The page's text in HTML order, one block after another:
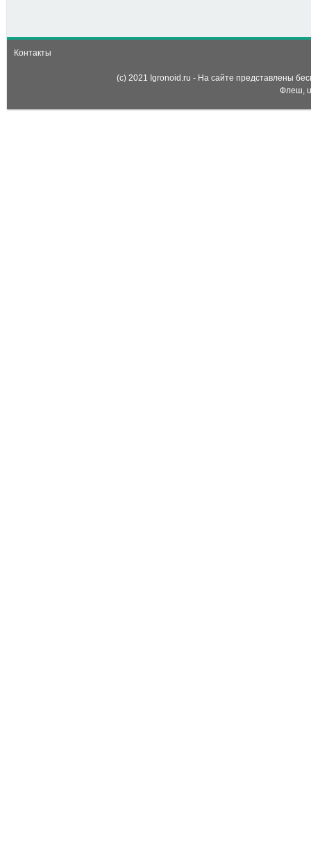
Контакты
(c) 2021 Igronoid.ru - На сайте представлены
Флеш,